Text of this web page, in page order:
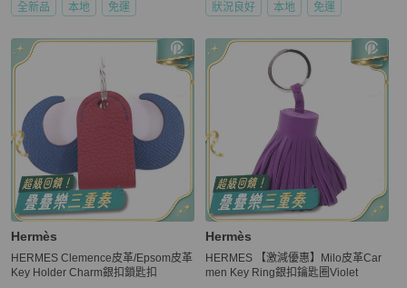
全新品 本地 免運 狀況良好 本地 免運
Hermès
HERMES Clemence皮革/Epsom皮革
Key Holder Charm銀扣鎖匙扣
Hermès
HERMES 【激減優惠】Milo皮革Car
men Key Ring銀扣鑰匙圈Violet